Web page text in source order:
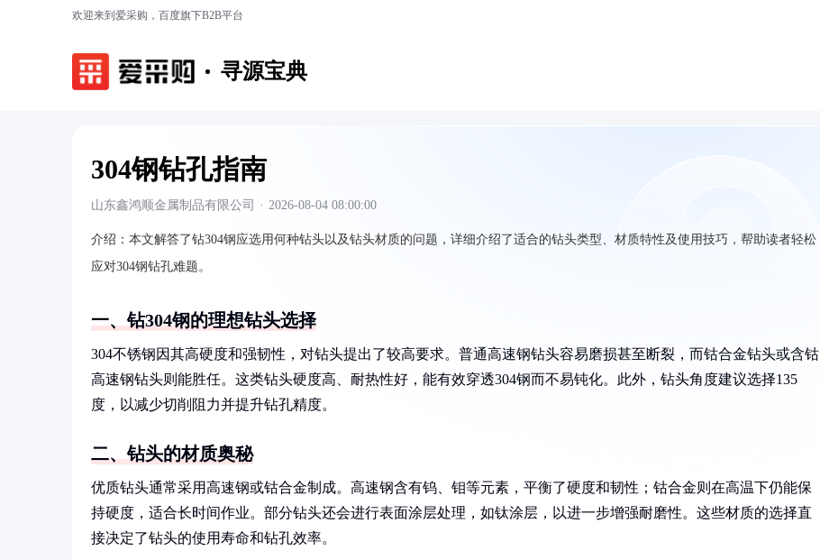
欢迎来到爱采购，百度旗下B2B平台
寻源宝典
304钢钻孔指南
山东鑫鸿顺金属制品有限公司 · 2026-08-04 08:00:00
介绍： 本文解答了钻304钢应选用何种钻头以及钻头材质的问题，详细介绍了适合的钻头类型、材质特性及使用技巧，帮助读者轻松
应对304钢钻孔难题。
一、钻304钢的理想钻头选择
304不锈钢因其高硬度和强韧性，对钻头提出了较高要求。普通高速钢钻头容易磨损甚至断裂，而钴合金钻头或含钴
高速钢钻头则能胜任。这类钻头硬度高、耐热性好，能有效穿透304钢而不易钝化。此外，钻头角度建议选择135
度，以减少切削阻力并提升钻孔精度。
二、钻头的材质奥秘
优质钻头通常采用高速钢或钴合金制成。高速钢含有钨、钼等元素，平衡了硬度和韧性；钴合金则在高温下仍能保
持硬度，适合长时间作业。部分钻头还会进行表面涂层处理，如钛涂层，以进一步增强耐磨性。这些材质的选择直
接决定了钻头的使用寿命和钻孔效率。